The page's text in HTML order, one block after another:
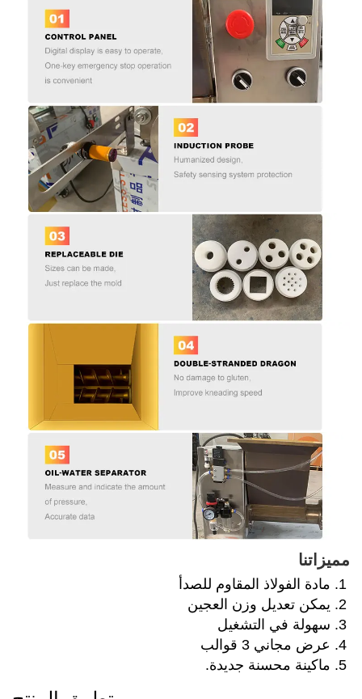
مميزاتنا
1. مادة الفولاذ المقاوم للصدأ
2. يمكن تعديل وزن العجين
3. سهولة في التشغيل
4. عرض مجاني 3 قوالب
5. ماكينة محسنة جديدة.